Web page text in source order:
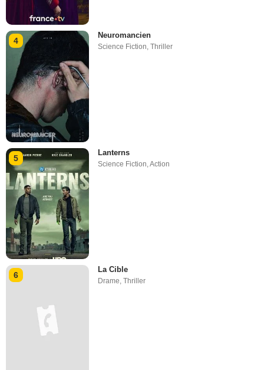
4
Neuromancien
Science Fiction,Thriller
5
Lanterns
Science Fiction ,Action
6
La Cible
Drame,Thriller